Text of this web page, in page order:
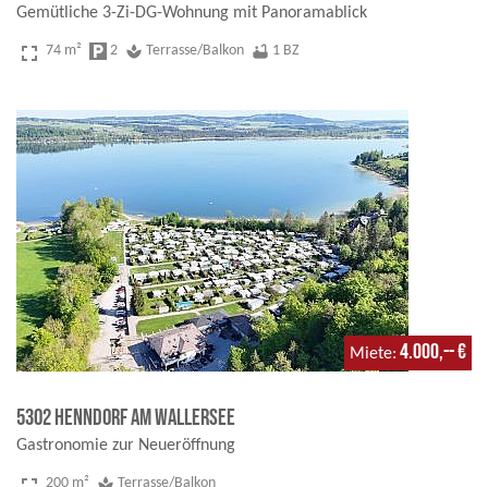
Gemütliche 3-Zi-DG-Wohnung mit Panoramablick
fullscreen 74 m² local_parking 2 spa Terrasse/Balkon bathtub 1 BZ
Miete 4.000,-- €
5302 Henndorf am Wallersee
Gastronomie zur Neueröffnung
200 m² spa Terrasse/Balkon